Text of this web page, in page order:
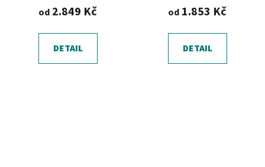
od 2.849 Kč
DETAIL
od 1.853 Kč
DETAIL